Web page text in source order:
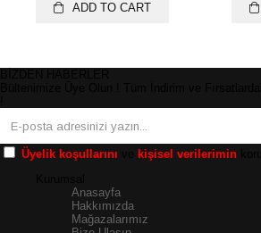
ADD TO CART
Üyelik koşullarını kişisel verilerimin
Anasayfa
Hakkımızda
Mağazalarımız